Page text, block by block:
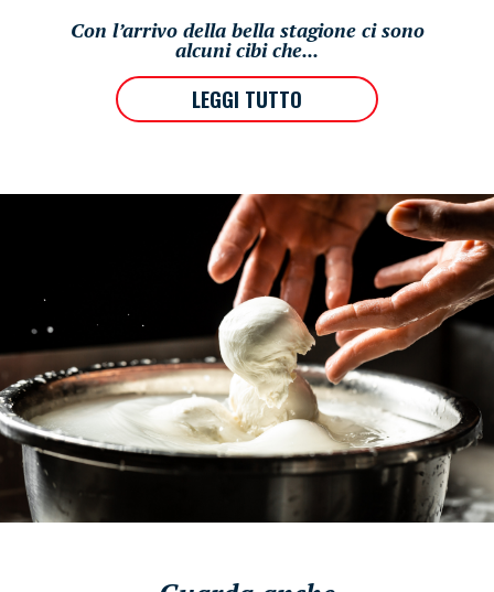
Con l’arrivo della bella stagione ci sono
alcuni cibi che...
LEGGI TUTTO